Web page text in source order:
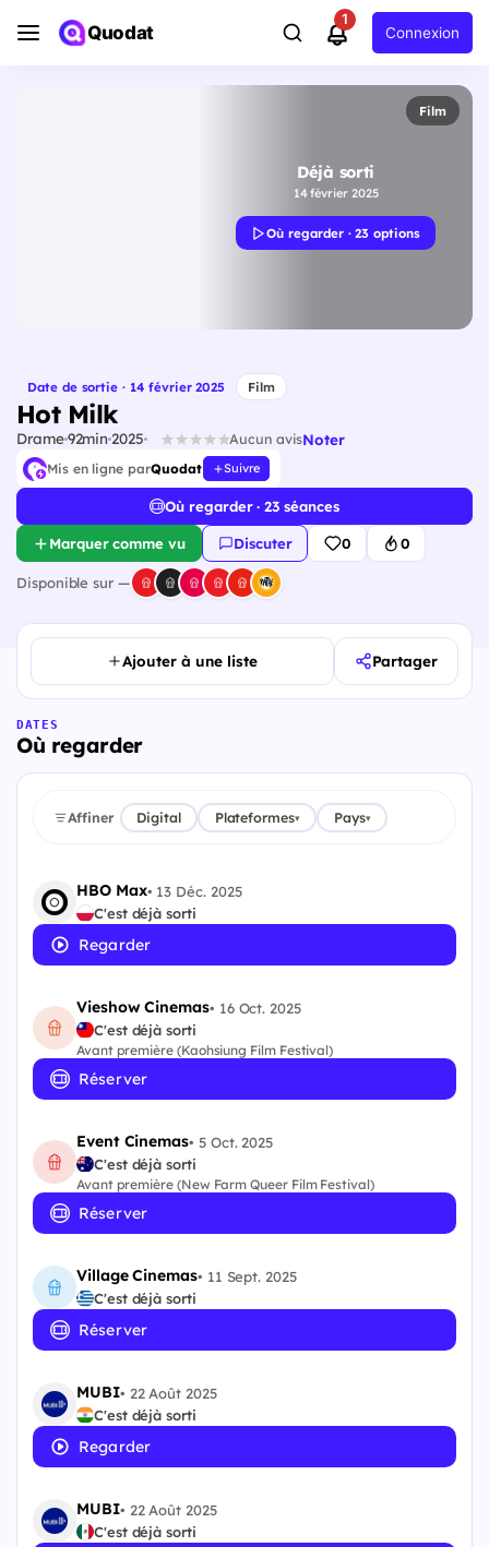
Quodat
1
Connexion
Film
Déjà sorti
14 février 2025
Où regarder · 23 options
Date de sortie · 14 février 2025 Film
Hot Milk
Drame92min 2025 Aucun avisNoter
Mis en ligne parQuodat Suivre
Où regarder · 23 séances
Marquer comme vu Discuter 0 0
Disponible sur —
Ajouter à une liste Partager
DATES
Où regarder
Affiner Digital Plateformes▾ Pays▾
HBO Max• 13 Déc. 2025
C'est déjà sorti
Regarder
Vieshow Cinemas• 16 Oct. 2025
C'est déjà sorti
Avant première (Kaohsiung Film Festival)
Réserver
Event Cinemas• 5 Oct. 2025
C'est déjà sorti
Avant première (New Farm Queer Film Festival)
Réserver
Village Cinemas• 11 Sept. 2025
C'est déjà sorti
Réserver
MUBI• 22 Août 2025
C'est déjà sorti
Regarder
MUBI• 22 Août 2025
C'est déjà sorti